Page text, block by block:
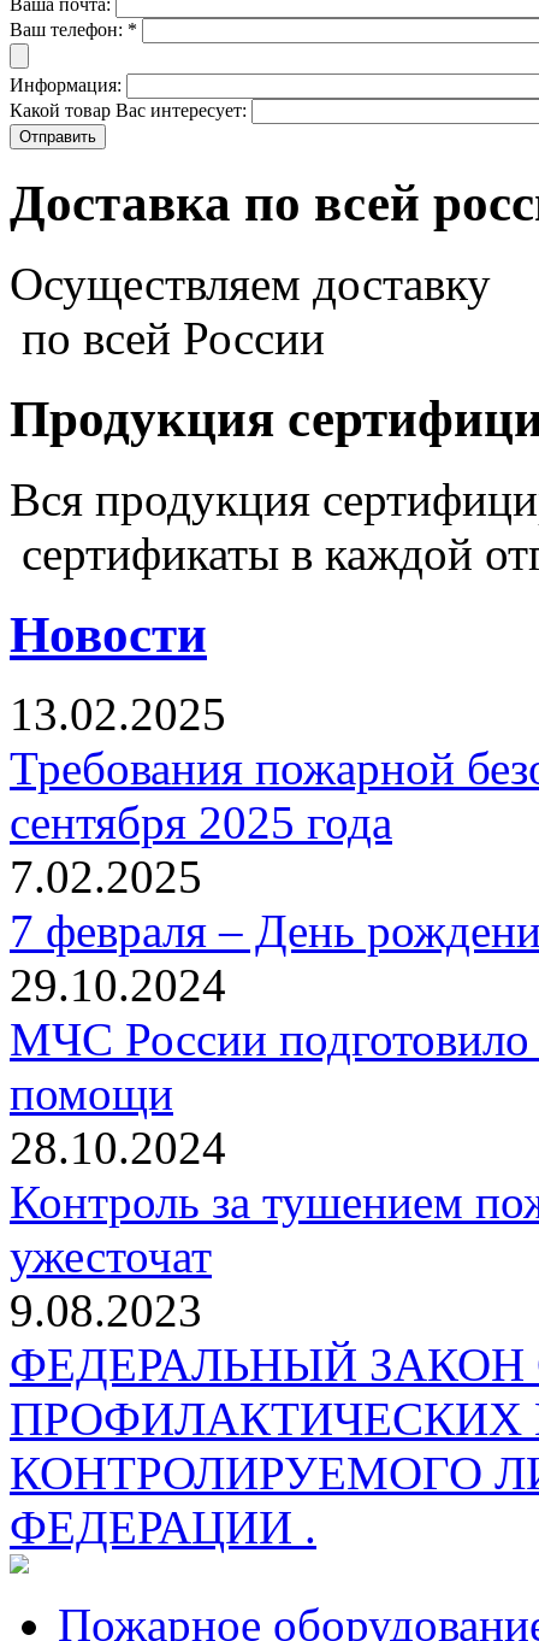
Ваша почта:
Ваш телефон: *
Информация:
Какой товар Вас интересует:
Доставка по всей
Осуществляем доставку
по всей России
Продукция
Вся продукция
сертификаты в каждой
Новости
13.02.2025
Требования пожарной
сентября 2025 года
7.02.2025
7 февраля – День
29.10.2024
МЧС России
помощи
28.10.2024
Контроль за тушением
ужесточат
9.08.2023
ФЕДЕРАЛЬНЫЙ
КОНТРОЛИРУЕМОГО
ФЕДЕРАЦИИ .
Пожарное